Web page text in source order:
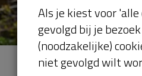
Als je kiest voor
gevolgd bij je
(noodzakelijke)
niet gevolgd wilt